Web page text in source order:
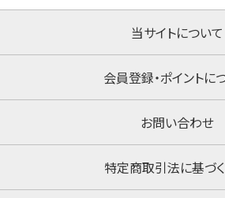
当サイトについて
会員登録・ポイントに
お問い合わせ
特定商取引法に基づ